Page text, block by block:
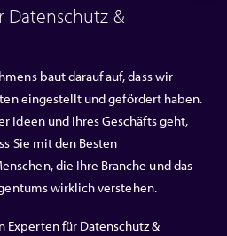
Datenschutz &
baut darauf auf, dass wir
eingestellt und gefördert haben.
Ideen und Ihres Geschäfts geht,
Sie mit den Besten
die Ihre Branche und das
wirklich verstehen.
Experten für Datenschutz &